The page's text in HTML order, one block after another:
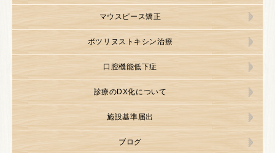
マウスピース矯正
ボツリヌストキシン治療
口腔機能低下症
診療のDX化について
施設基準届出
ブログ